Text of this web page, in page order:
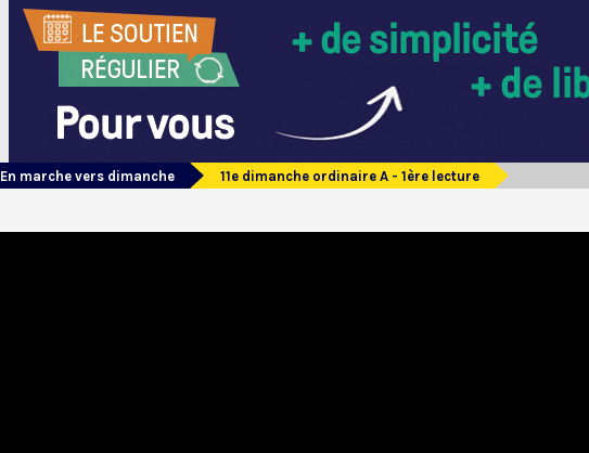
En marche vers dimanche 11e dimanche ordinaire A - 1ère lecture